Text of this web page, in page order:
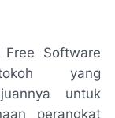
Software
yang
untuk
perangkat